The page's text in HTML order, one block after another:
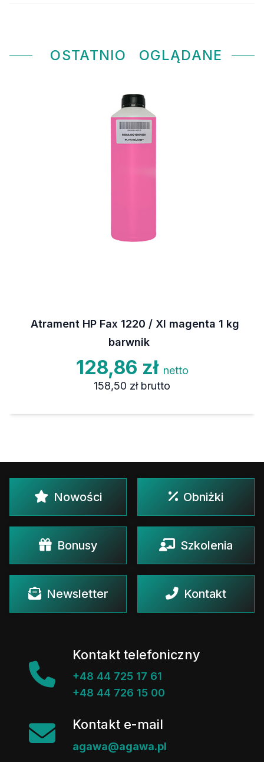
OSTATNIO OGLĄDANE
Atrament HP Fax 1220 / XI magenta 1 kg
barwnik
128,86 zł netto
158,50 zł brutto
Nowości Obniżki
Bonusy Szkolenia
Newsletter Kontakt
Kontakt telefoniczny
+48 44 725 17 61
+48 44 726 15 00
Kontakt e-mail
agawa@agawa.pl